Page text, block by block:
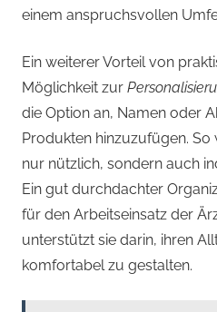
einem anspruchsvollen
Ein weiterer Vorteil von
Möglichkeit zur
die Option an, Namen oder
Produkten hinzuzufügen. So
nur nützlich, sondern auch
Ein gut durchdachter
für den Arbeitseinsatz der
unterstützt sie darin, ihren
komfortabel zu gestalten.